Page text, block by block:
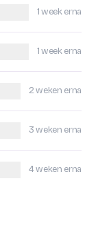
1 week erna
1 week erna
2 weken erna
3 weken erna
4 weken erna